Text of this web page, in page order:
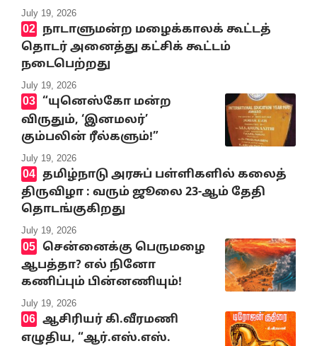
July 19, 2026
நாடாளுமன்ற மழைக்காலக் கூட்டத்
தொடர் அனைத்து கட்சிக் கூட்டம்
நடைபெற்றது
July 19, 2026
“யுனெஸ்கோ மன்ற
விருதும், ‘இனமலர்’
கும்பலின் ரீல்களும்!”
July 19, 2026
தமிழ்நாடு அரசுப் பள்ளிகளில் கலைத்
திருவிழா : வரும் ஜூலை 23-ஆம் தேதி
தொடங்குகிறது
July 19, 2026
சென்னைக்கு பெருமழை
ஆபத்தா? எல் நினோ
கணிப்பும் பின்னணியும்!
July 19, 2026
ஆசிரியர் கி.வீரமணி
எழுதிய, “ஆர்.எஸ்.எஸ்.